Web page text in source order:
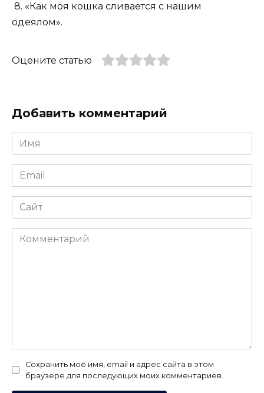
8. «Как моя кошка сливается с нашим
одеялом».
Оцените статью
Добавить комментарий
Имя
*
Email
*
Сайт
Комментарий
Сохранить моё имя, email и адрес сайта в этом
браузере для последующих моих комментариев.